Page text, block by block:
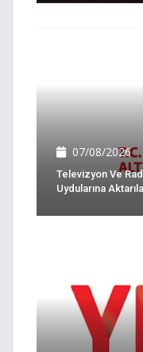
07/08/2026
Televizyon Ve
Uydularına